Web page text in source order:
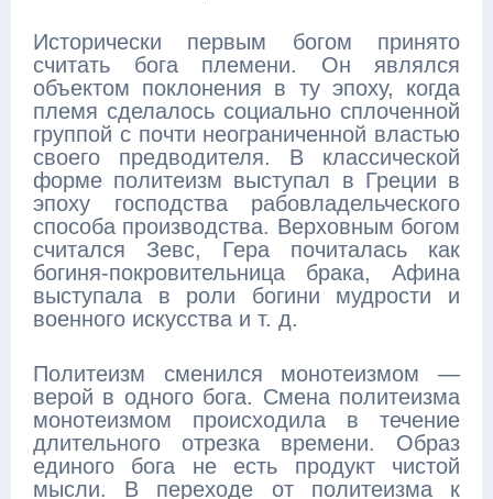
Исторически первым богом принято
считать бога племени. Он являлся
объектом поклонения в ту эпоху, когда
племя сделалось социально сплоченной
группой с почти неограниченной властью
своего предводителя. В классической
форме политеизм выступал в Греции в
эпоху господства рабовладельческого
способа производства. Верховным богом
считался Зевс, Гера почиталась как
богиня-покровительница брака, Афина
выступала в роли богини мудрости и
военного искусства и т. д.
Политеизм сменился монотеизмом —
верой в одного бога. Смена политеизма
монотеизмом происходила в течение
длительного отрезка времени. Образ
единого бога не есть продукт чистой
мысли. В переходе от политеизма к